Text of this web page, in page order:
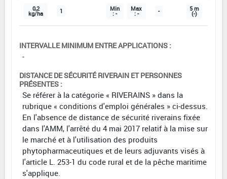
0,2
kg/ha 1 Min
: -
Max
: - - 5 m
(-)
INTERVALLE MINIMUM ENTRE APPLICATIONS :
-
DISTANCE DE SÉCURITÉ RIVERAIN ET PERSONNES
PRÉSENTES :
Se référer à la catégorie « RIVERAINS » dans la
rubrique « conditions d'emploi générales » ci-dessus.
En l'absence de distance de sécurité riverains fixée
dans l'AMM, l'arrêté du 4 mai 2017 relatif à la mise sur
le marché et à l'utilisation des produits
phytopharmaceutiques et de leurs adjuvants visés à
l'article L. 253-1 du code rural et de la pêche maritime
s'applique.